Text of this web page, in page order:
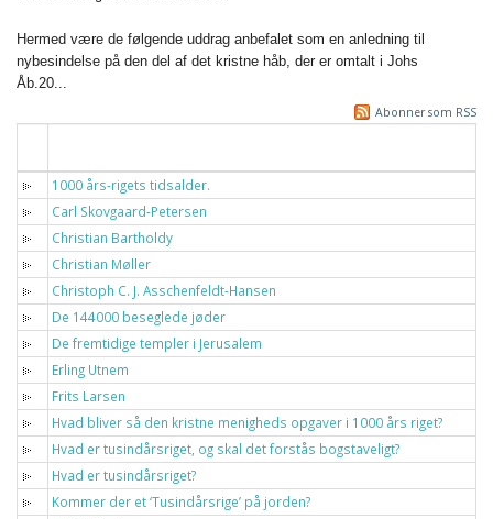
Hermed være de følgende uddrag anbefalet som en anledning til
nybesindelse på den del af det kristne håb, der er omtalt i Johs
Åb.20...
Abonner som RSS
1000 års-rigets tidsalder.
Carl Skovgaard-Petersen
Christian Bartholdy
Christian Møller
Christoph C. J. Asschenfeldt-Hansen
De 144000 beseglede jøder
De fremtidige templer i Jerusalem
Erling Utnem
Frits Larsen
Hvad bliver så den kristne menigheds opgaver i 1000 års riget?
Hvad er tusindårsriget, og skal det forstås bogstaveligt?
Hvad er tusindårsriget?
Kommer der et ‘Tusindårsrige’ på jorden?